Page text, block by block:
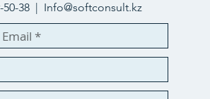
50-38 | Info@softconsult.kz